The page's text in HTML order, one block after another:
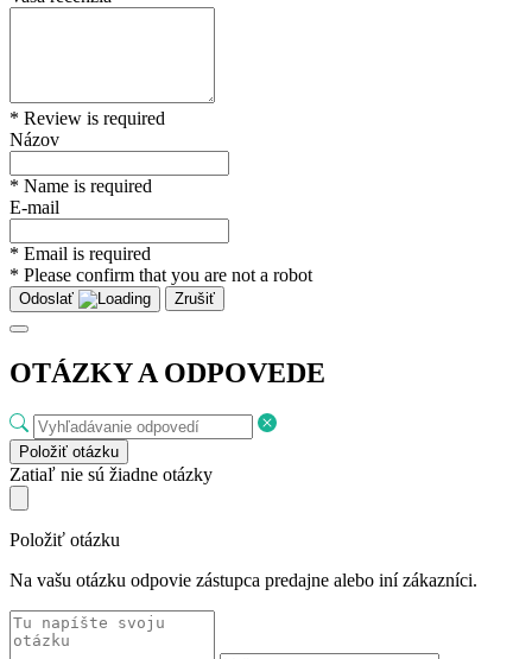
* Review is required
Názov
* Name is required
E-mail
* Email is required
* Please confirm that you are not a robot
Odoslať Zrušiť
OTÁZKY A ODPOVEDE
Položiť otázku
Zatiaľ nie sú žiadne otázky
Položiť otázku
Na vašu otázku odpovie zástupca predajne alebo iní zákazníci.